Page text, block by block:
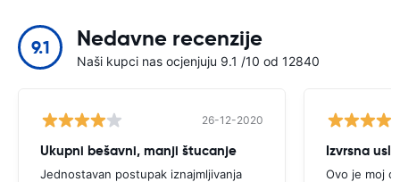
9.1 Nedavne recenzije
Naši kupci nas ocjenjuju 9.1 /10 od 12840
26-12-2020
Ukupni bešavni, manji štucanje
Jednostavan postupak iznajmljivanja
Izvrsna
Ovo je moj